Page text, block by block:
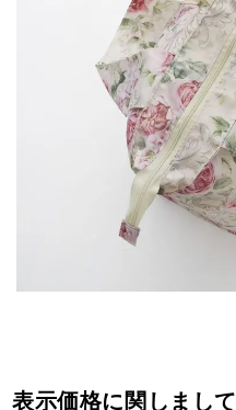
表示価格に関しまして